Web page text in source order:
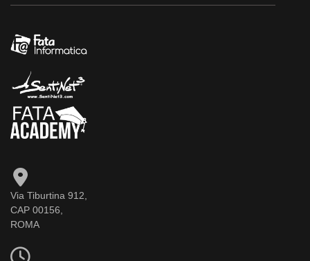
Via Tiburtina 912,
CAP 00156,
ROMA